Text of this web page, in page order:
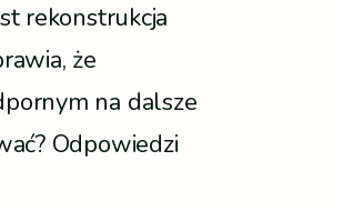
rekonstrukcja
że
na dalsze
Odpowiedzi